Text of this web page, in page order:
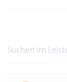
Suchen im